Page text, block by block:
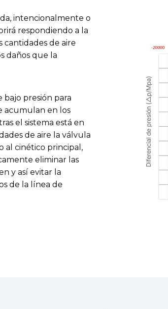
intencionalmente o
respondiendo a la
de aire
daños que la
presión para
acumulan en los
el sistema está en
de aire la válvula
al cinético principal,
eliminar las
y así evitar la
de la línea de